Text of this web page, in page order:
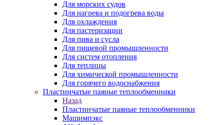
Для морских судов
Для нагрева и подогрева воды
Для охлаждения
Для пастеризации
Для пива и сусла
Для пищевой промышленности
Для систем отопления
Для теплицы
Для химической промышленности
Для горячего водоснабжения
Пластинчатые паяные теплообменники
Назад
Пластинчатые паяные теплообменники
Машимпэкс